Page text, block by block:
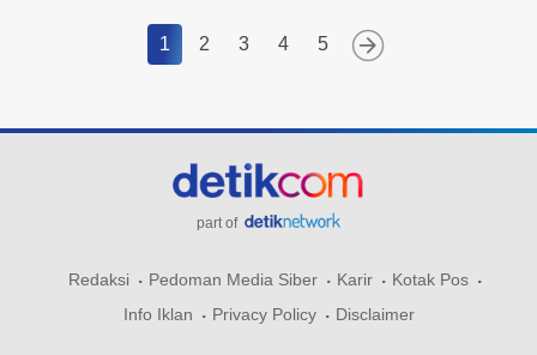
1 2 3 4 5
part of
Redaksi Pedoman Media Siber Karir
Kotak Pos
Info Iklan
Privacy Policy Disclaimer